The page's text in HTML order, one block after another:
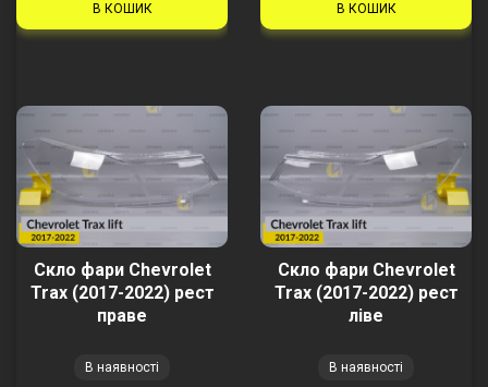
В КОШИК В КОШИК
Скло фари Chevrolet
Trax (2017-2022) рест
праве
В наявності
Скло фари Chevrolet
Trax (2017-2022) рест
ліве
В наявності